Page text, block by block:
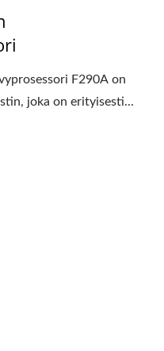
F290A on
joka on erityisesti...